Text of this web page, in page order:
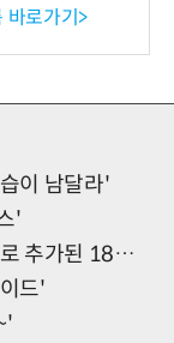
통합 솔루
바로가기>
이 남달라'
'
된 18세 막내'
드'